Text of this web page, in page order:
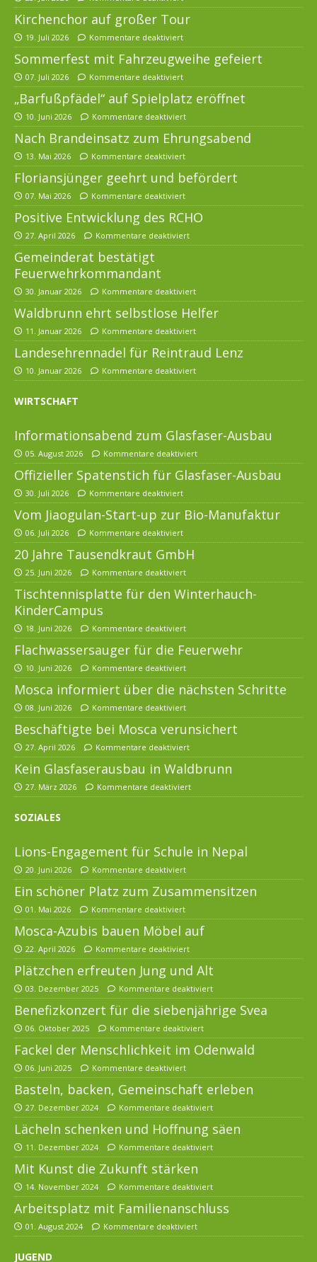
Kirchenchor auf großer Tour
19. Juli 2026 Kommentare deaktiviert
Sommerfest mit Fahrzeugweihe gefeiert
07. Juli 2026 Kommentare deaktiviert
„Barfußpfädel“ auf Spielplatz eröffnet
10. Juni 2026 Kommentare deaktiviert
Nach Brandeinsatz zum Ehrungsabend
13. Mai 2026 Kommentare deaktiviert
Floriansjünger geehrt und befördert
07. Mai 2026 Kommentare deaktiviert
Positive Entwicklung des RCHO
27. April 2026 Kommentare deaktiviert
Gemeinderat bestätigt
Feuerwehrkommandant
30. Januar 2026 Kommentare deaktiviert
Waldbrunn ehrt selbstlose Helfer
11. Januar 2026 Kommentare deaktiviert
Landesehrennadel für Reintraud Lenz
10. Januar 2026 Kommentare deaktiviert
WIRTSCHAFT
Informationsabend zum Glasfaser-Ausbau
05. August 2026 Kommentare deaktiviert
Offizieller Spatenstich für Glasfaser-Ausbau
30. Juli 2026 Kommentare deaktiviert
Vom Jiaogulan-Start-up zur Bio-Manufaktur
06. Juli 2026 Kommentare deaktiviert
20 Jahre Tausendkraut GmbH
25. Juni 2026 Kommentare deaktiviert
Tischtennisplatte für den Winterhauch-
KinderCampus
18. Juni 2026 Kommentare deaktiviert
Flachwassersauger für die Feuerwehr
10. Juni 2026 Kommentare deaktiviert
Mosca informiert über die nächsten Schritte
08. Juni 2026 Kommentare deaktiviert
Beschäftigte bei Mosca verunsichert
27. April 2026 Kommentare deaktiviert
Kein Glasfaserausbau in Waldbrunn
27. März 2026 Kommentare deaktiviert
SOZIALES
Lions-Engagement für Schule in Nepal
20. Juni 2026 Kommentare deaktiviert
Ein schöner Platz zum Zusammensitzen
01. Mai 2026 Kommentare deaktiviert
Mosca-Azubis bauen Möbel auf
22. April 2026 Kommentare deaktiviert
Plätzchen erfreuten Jung und Alt
03. Dezember 2025 Kommentare deaktiviert
Benefizkonzert für die siebenjährige Svea
06. Oktober 2025 Kommentare deaktiviert
Fackel der Menschlichkeit im Odenwald
06. Juni 2025 Kommentare deaktiviert
Basteln, backen, Gemeinschaft erleben
27. Dezember 2024 Kommentare deaktiviert
Lächeln schenken und Hoffnung säen
11. Dezember 2024 Kommentare deaktiviert
Mit Kunst die Zukunft stärken
14. November 2024 Kommentare deaktiviert
Arbeitsplatz mit Familienanschluss
01. August 2024 Kommentare deaktiviert
JUGEND